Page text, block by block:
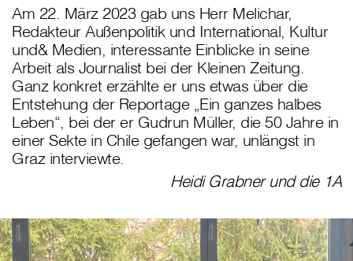
Am 22. März 2023 gab uns Herr Melichar,
Redakteur Außenpolitik und International, Kultur
und& Medien, interessante Einblicke in seine
Arbeit als Journalist bei der Kleinen Zeitung.
Ganz konkret erzählte er uns etwas über die
Entstehung der Reportage „Ein ganzes halbes
Leben“, bei der er Gudrun Müller, die 50 Jahre in
einer Sekte in Chile gefangen war, unlängst in
Graz interviewte.
Heidi Grabner und die 1A